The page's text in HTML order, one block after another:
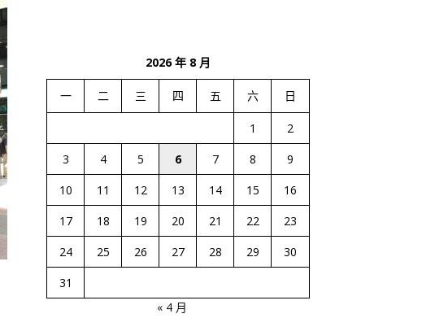
2026 年 8 月
一 二 三 四 五 六 日
1
2
3
4 5 6 7 8
9
10
11 12 13 14 15
16
17
18 19 20 21 22
23
24
25 26 27 28 29
30
31
« 4 月